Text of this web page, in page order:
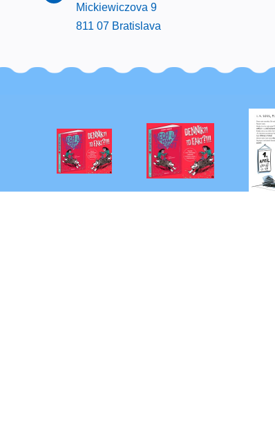
Mickiewiczova 9
811 07 Bratislava